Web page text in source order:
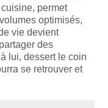
permet
optimisés,
vie devient
des
lui, dessert le coin
se retrouver et